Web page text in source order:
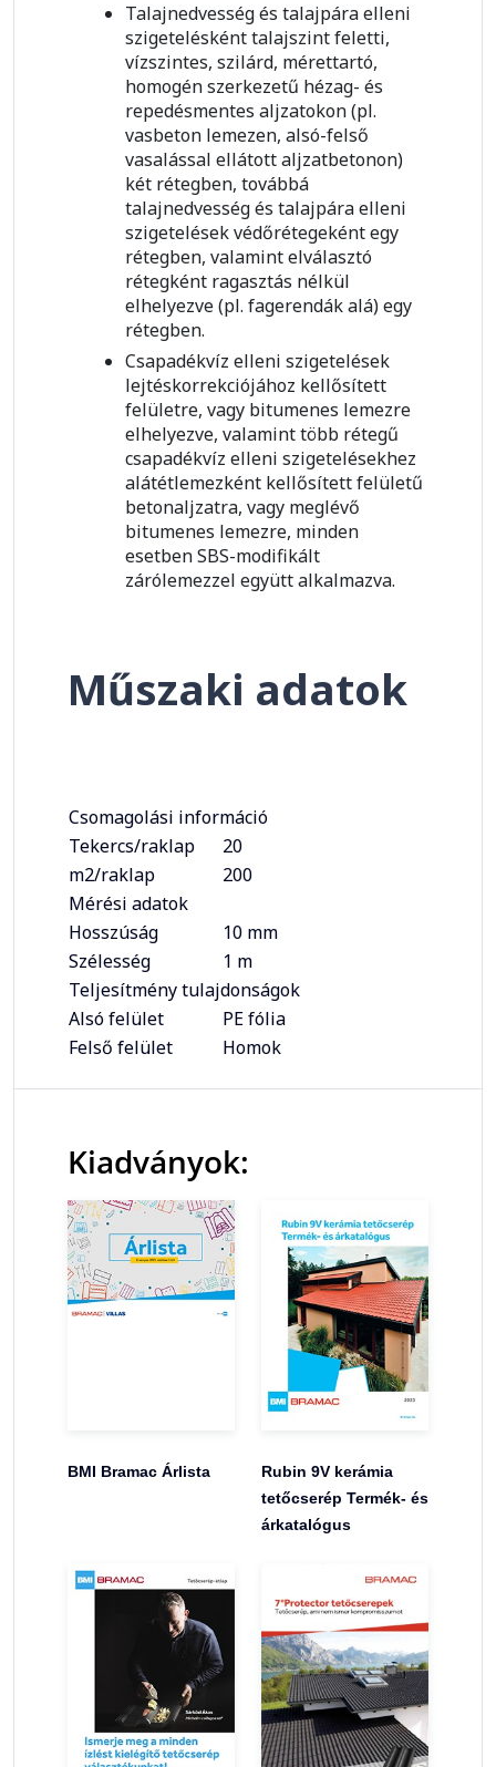
Talajnedvesség és talajpára elleni
szigetelésként talajszint feletti,
vízszintes, szilárd, mérettartó,
homogén szerkezetű hézag- és
repedésmentes aljzatokon (pl.
vasbeton lemezen, alsó-felső
vasalással ellátott aljzatbetonon)
két rétegben, továbbá
talajnedvesség és talajpára elleni
szigetelések védőrétegeként egy
rétegben, valamint elválasztó
rétegként ragasztás nélkül
elhelyezve (pl. fagerendák alá) egy
rétegben.
Csapadékvíz elleni szigetelések
lejtéskorrekciójához kellősített
felületre, vagy bitumenes lemezre
elhelyezve, valamint több rétegű
csapadékvíz elleni szigetelésekhez
alátétlemezként kellősített felületű
betonaljzatra, vagy meglévő
bitumenes lemezre, minden
esetben SBS-modifikált
zárólemezzel együtt alkalmazva.
Műszaki adatok
Csomagolási információ
Tekercs/raklap
20
m2/raklap
200
Mérési adatok
Hosszúság
10 mm
Szélesség
1 m
Teljesítmény tulajdonságok
Alsó felület
PE fólia
Felső felület
Homok
Kiadványok:
BMI Bramac Árlista
Rubin 9V kerámia
tetőcserép Termék- és
árkatalógus